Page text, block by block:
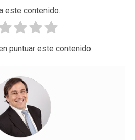
este contenido.
puntuar este contenido.